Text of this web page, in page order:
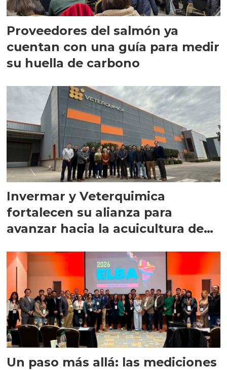
Proveedores del salmón ya
cuentan con una guía para medir
su huella de carbono
Invermar y Veterquimica
fortalecen su alianza para
avanzar hacia la acuicultura de
Un paso más allá: las mediciones